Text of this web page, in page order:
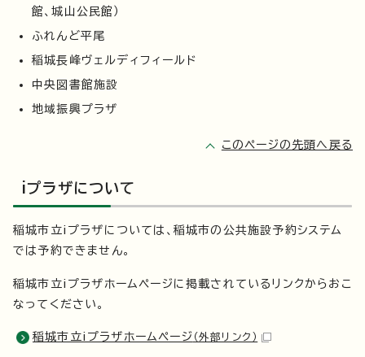
館、城山公民館）
ふれんど平尾
稲城長峰ヴェルディフィールド
中央図書館施設
地域振興プラザ
このページの先頭へ戻る
iプラザについて
稲城市立iプラザについては、稲城市の公共施設予約システム
では予約できません。
稲城市立iプラザホームページに掲載されているリンクからおこ
なってください。
稲城市立iプラザホームページ （外部リンク）